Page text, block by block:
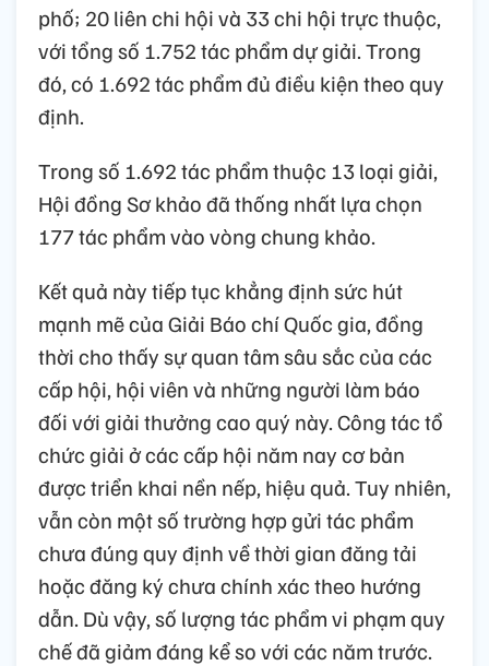
phố; 20 liên chi hội và 33 chi hội trực thuộc,
với tổng số 1.752 tác phẩm dự giải. Trong
đó, có 1.692 tác phẩm đủ điều kiện theo quy
định.
Trong số 1.692 tác phẩm thuộc 13 loại giải,
Hội đồng Sơ khảo đã thống nhất lựa chọn
177 tác phẩm vào vòng chung khảo.
Kết quả này tiếp tục khẳng định sức hút
mạnh mẽ của Giải Báo chí Quốc gia, đồng
thời cho thấy sự quan tâm sâu sắc của các
cấp hội, hội viên và những người làm báo
đối với giải thưởng cao quý này. Công tác tổ
chức giải ở các cấp hội năm nay cơ bản
được triển khai nền nếp, hiệu quả. Tuy nhiên,
vẫn còn một số trường hợp gửi tác phẩm
chưa đúng quy định về thời gian đăng tải
hoặc đăng ký chưa chính xác theo hướng
dẫn. Dù vậy, số lượng tác phẩm vi phạm quy
chế đã giảm đáng kể so với các năm trước.